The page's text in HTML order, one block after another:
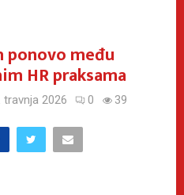
među
HR praksama
travnja 2026 0 39